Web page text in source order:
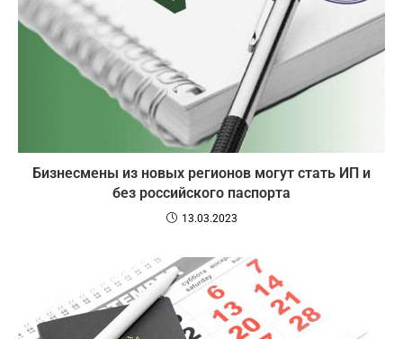
Бизнесмены из новых регионов могут стать ИП и
без российского паспорта
13.03.2023